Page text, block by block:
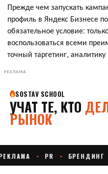
Прежде чем запускать
профиль в Яндекс Бизнесе
обязательное условие:
воспользоваться всеми
точный таргетинг,
РЕКЛАМА